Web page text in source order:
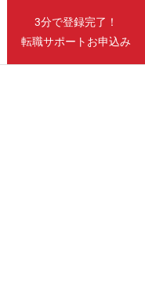
3分で登録完了！
転職サポートお申込み